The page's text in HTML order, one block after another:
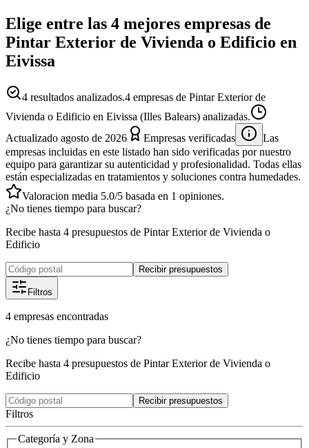
Elige entre las 4 mejores empresas de
Pintar Exterior de Vivienda o Edificio en
Eivissa
4 resultados analizados.4 empresas de Pintar Exterior de
Vivienda o Edificio en Eivissa (Illes Balears) analizadas.
Actualizado agosto de 2026 Empresas verificadas
Las
empresas incluidas en este listado han sido verificadas por nuestro
equipo para garantizar su autenticidad y profesionalidad. Todas ellas
están especializadas en tratamientos y soluciones contra humedades.
Valoracion media 5.0/5 basada en 1 opiniones.
¿No tienes tiempo para buscar?
Recibe hasta 4 presupuestos de Pintar Exterior de Vivienda o
Edificio
Recibir presupuestos
Filtros
4 empresas encontradas
¿No tienes tiempo para buscar?
Recibe hasta 4 presupuestos de Pintar Exterior de Vivienda o
Edificio
Recibir presupuestos
Filtros
Categoría y Zona